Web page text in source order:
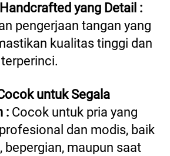
pengerjaan tangan yang
kualitas tinggi dan
untuk Segala
: Cocok untuk pria yang
dan modis, baik
bepergian, maupun saat